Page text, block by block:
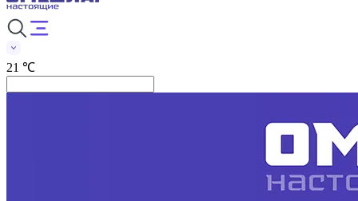
21 ℃